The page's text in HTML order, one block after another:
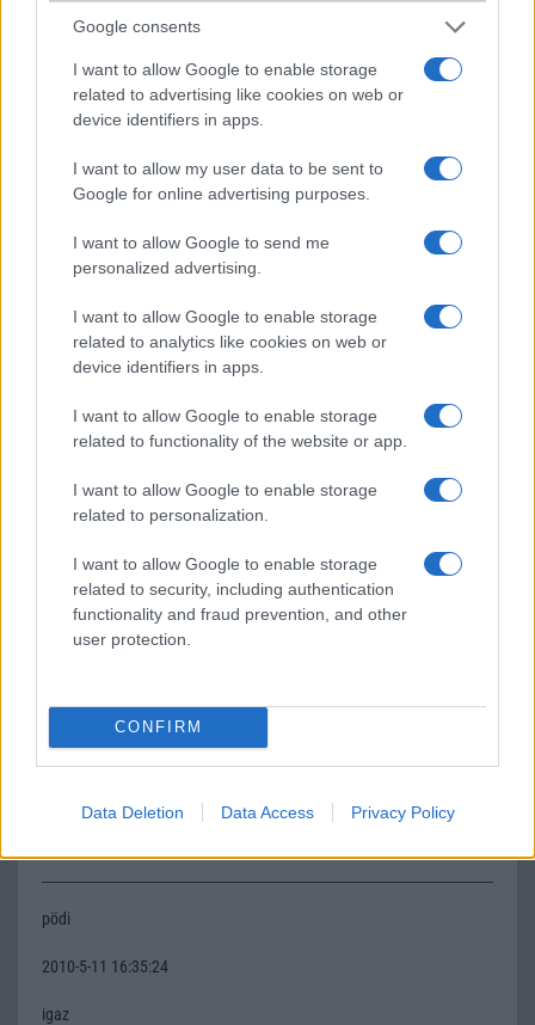
Google consents
I want to allow Google to enable storage
related to advertising like cookies on web or
device identifiers in apps.
I want to allow my user data to be sent to
Google for online advertising purposes.
I want to allow Google to send me
personalized advertising.
I want to allow Google to enable storage
related to analytics like cookies on web or
device identifiers in apps.
I want to allow Google to enable storage
related to functionality of the website or app.
I want to allow Google to enable storage
related to personalization.
I want to allow Google to enable storage
related to security, including authentication
functionality and fraud prevention, and other
user protection.
CONFIRM
Data Deletion Data Access Privacy Policy
Gerry!Miért beszélsz ostobaságokat???Éppen egy 12 MP-estelefon
robiur7
2010-5-8 9:35:39
ilyet, bár van egy 2 hónapos 5800-ám azzal is 100%-ig elégedett
vagyok.
recko
Még annyit, hogy nem csípem az érintőképernyős fonokat, de ezzel
2010-5-10 13:48:00
Nem azért mert kritizálni akarok de Symbian ^3 lesz rajta.
Mokko
2010-5-10 20:43:52
venni sztem mert, még egy két dolog valószínű hogy megfog
pödi
2010-5-11 16:35:24
igaz